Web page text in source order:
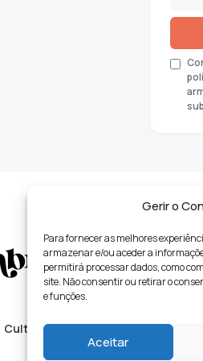
Gerir o
Para fornecer as melhores
armazenar e/ou aceder a
permitirá processar dados, como
site. Não consentir ou retirar o
e funções.
Aceitar
Cultura Lifestyle